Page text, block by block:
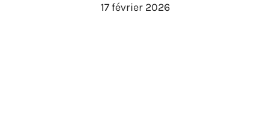
17 février 2026